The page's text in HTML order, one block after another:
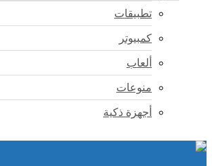
تطبيقات
كمبيوتر
ألعاب
منوعات
أجهزة ذكية